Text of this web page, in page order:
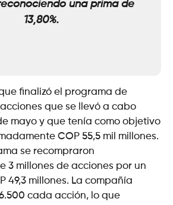
una prima de
13,80%.
finalizó el programa de
que se llevó a cabo
mayo y que tenía como objetivo
COP 55,5 mil millones.
se recompraron
3 millones de acciones por un
49,3 millones. La compañía
cada acción, lo que